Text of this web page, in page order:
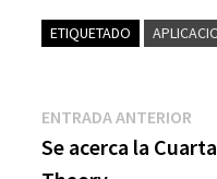
ETIQUETADO
Navegación
de
ENTRADA ANTERIOR
Se acerca la